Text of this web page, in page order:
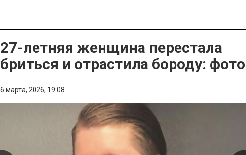
27-летняя женщина перестала
бриться и отрастила бороду: фото
6 марта, 2026, 19:08